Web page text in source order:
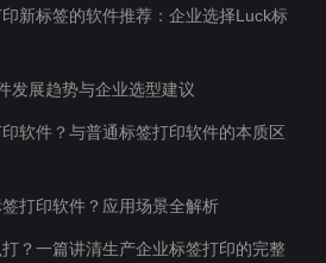
新标签的软件推荐：企业选择Luck标
发展趋势与企业选型建议
软件？与普通标签打印软件的本质区
打印软件？应用场景全解析
？一篇讲清生产企业标签打印的完整